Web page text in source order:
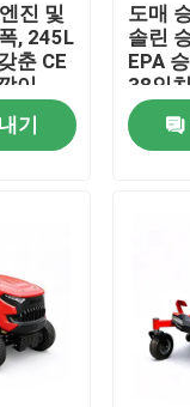
진 및
, 245L
춘 CE
이
기
도매
솔린
EPA
38인
랙터